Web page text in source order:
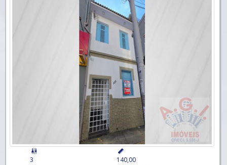

3

140,00